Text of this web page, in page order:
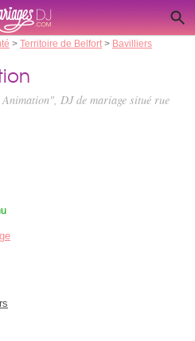
> Territoire de Belfort > Bavilliers
DJ de mariage situé rue